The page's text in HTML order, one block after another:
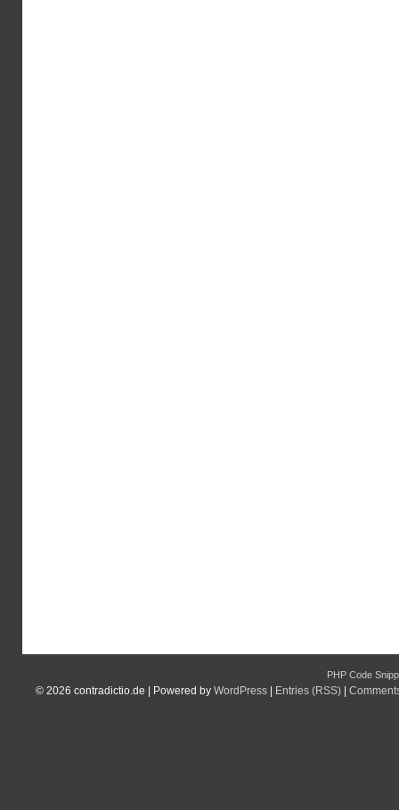
PHP Code
© 2026 contradictio.de | Powered by WordPress | Entries (RSS) |